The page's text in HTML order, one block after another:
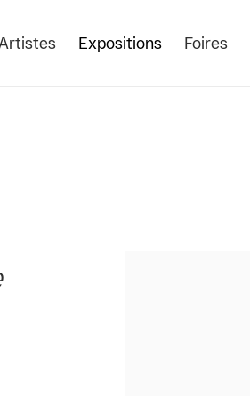
Expositions Foires